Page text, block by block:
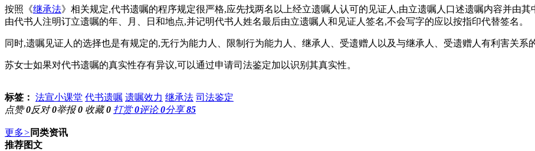
按照《继承法》相关规定,代书遗嘱的程序规定很严格,应先找两名以上经立遗嘱人认可的见证人,由立遗嘱人口述遗嘱内容并由
由代书人注明订立遗嘱的年、月、日和地点,并记明代书人姓名最后由立遗嘱人和见证人签名,不会写字的应以按指印代替签名。
同时,遗嘱见证人的选择也是有规定的,无行为能力人、限制行为能力人、继承人、受遗赠人以及与继承人、受遗赠人有利害关系
苏女士如果对代书遗嘱的真实性存有异议,可以通过申请司法鉴定加以识别其真实性。
标签： 法宣小课堂 代书遗嘱 遗嘱效力 继承法 司法鉴定
点赞0反对0举报0 收藏0 打赏0评论0分享85
更多> 同类资讯
推荐图文